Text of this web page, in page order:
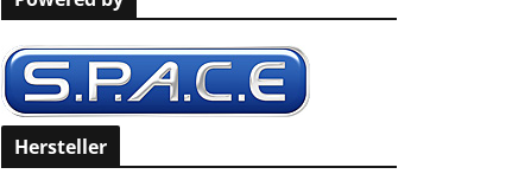
f
o
r
Hersteller